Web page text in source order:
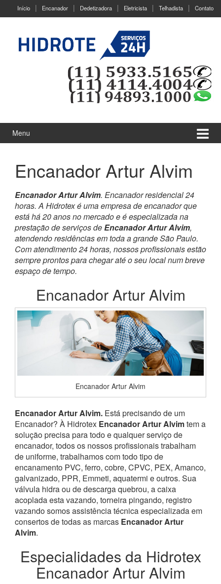
Início Encanador Dedetizadora Eletricista Telhadista Contato
Menu
Encanador Artur Alvim
Encanador Artur Alvim. Encanador residencial 24
horas. A Hidrotex é uma empresa de encanador que
está há 20 anos no mercado e é especializada na
prestação de serviços deEncanador Artur Alvim,
atendendo residências em toda a grande São Paulo.
Com atendimento 24 horas, nossos profissionais estão
sempre prontos para chegar até o seu local num breve
espaço de tempo.
Encanador Artur Alvim
Encanador Artur Alvim
Encanador Artur Alvim. Está precisando de um
Encanador? À Hidrotex Encanador Artur Alvimtem a
solução precisa para todo e qualquer serviço de
encanador, todos os nossos profissionais trabalham
de uniforme, trabalhamos com todo tipo de
encanamento PVC, ferro, cobre, CPVC, PEX, Amanco,
galvanizado, PPR, Emmeti, aquatermi e outros. Sua
válvula hidra ou de descarga quebrou, a caixa
acoplada esta vazando, torneira pingando, registro
vazando somos assistência técnica especializada em
consertos de todas as marcas Encanador Artur
Alvim.
Especialidades da Hidrotex
Encanador Artur Alvim